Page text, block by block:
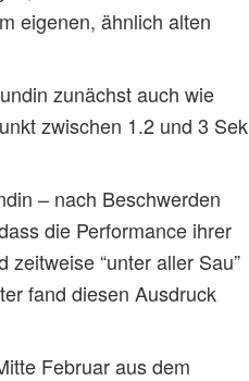
eigenen, ähnlich alten
zunächst auch wie
zwischen 1.2 und 3 Sek
– nach Beschwerden
die Performance ihrer
“unter aller Sau”
fand diesen Ausdruck
Februar aus dem